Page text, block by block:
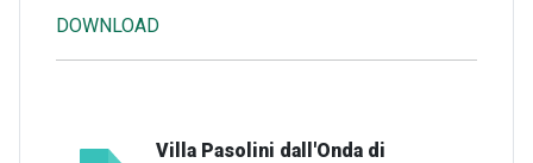
DOWNLOAD
Villa Pasolini dall'Onda di